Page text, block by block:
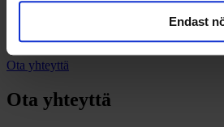
Endast
Kaipaatko apua perintäasioissa? Kokenut
neuvoa sopivan palvelun valitsemisessa.
Ota yhteyttä
Ota yhteyttä